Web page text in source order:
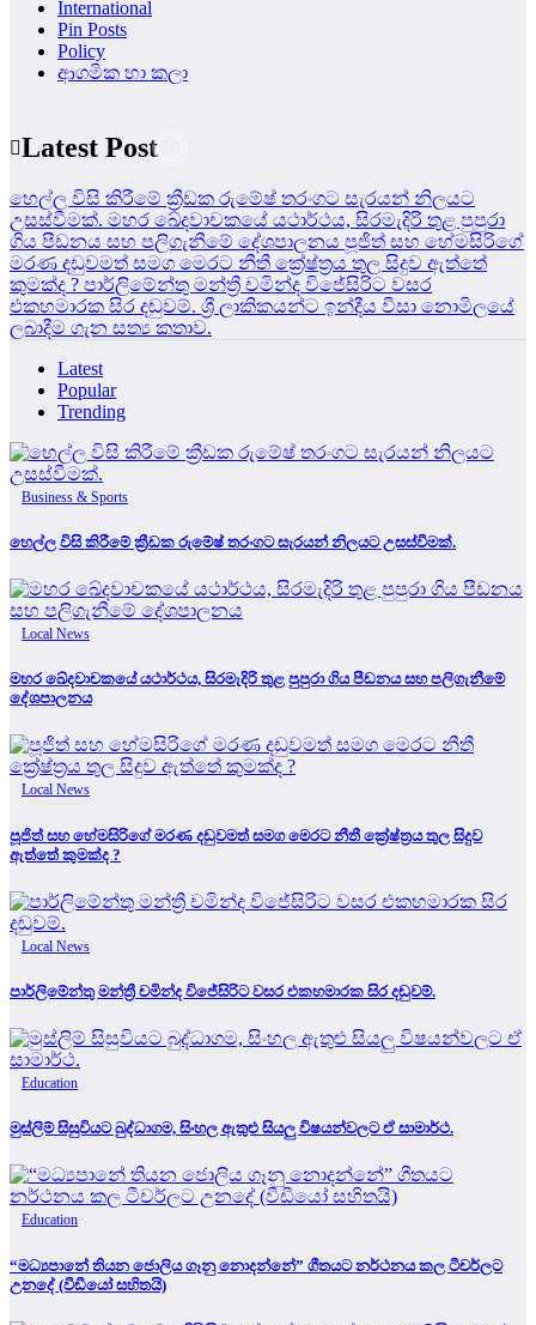
International
Pin Posts
Policy
ආගමික හා කලා
Latest Post
හෙල්ල විසි කිරීමේ ක්‍රීඩක රුමේෂ් තරංගට සැරයන් නිලයට
උසස්වීමක්. මහර ඛේදවාචකයේ යථාර්ථය, සිරමැදිරි තුළ පුපුරා
ගිය පීඩනය සහ පලිගැනීමේ දේශපාලනය පූජිත් සහ හේමසිරිගේ
මරණ දඩුවමත් සමග මෙරට නීතී ක්‍රේෂ්ත්‍රය තුල සිදුව ඇත්තේ
කුමක්ද ? පාර්ලිමේන්තු මන්ත්‍රී චමින්ද විජේසිරිට වසර
එකහමාරක සිර දඬුවම්. ශ්‍රී ලාකිකයන්ට ඉන්දීය වීසා නොමිලයේ
ලබාදීම ගැන සත්‍ය කතාව.
Latest
Popular
Trending
Business & Sports
හෙල්ල විසි කිරීමේ ක්‍රීඩක රුමේෂ් තරංගට සැරයන් නිලයට උසස්වීමක්.
Local News
මහර ඛේදවාචකයේ යථාර්ථය, සිරමැදිරි තුළ පුපුරා ගිය පීඩනය සහ පලිගැනීමේ
දේශපාලනය
Local News
පූජිත් සහ හේමසිරිගේ මරණ දඩුවමත් සමග මෙරට නීතී ක්‍රේෂ්ත්‍රය තුල සිදුව
ඇත්තේ කුමක්ද ?
Local News
පාර්ලිමේන්තු මන්ත්‍රී චමින්ද විජේසිරිට වසර එකහමාරක සිර දඬුවම්.
Education
මුස්ලිම් සිසුවියට බුද්ධාගම, සිංහල ඇතුළු සියලු විෂයන්වලට ඒ සාමාර්ථ.
Education
“මධ්‍යපානේ තියන ජොලිය ගෑනු නොදන්නේ” ගීතයට නර්ථනය කල ටීචර්ලට
උනදේ (වීඩීයෝ සහිතයි)